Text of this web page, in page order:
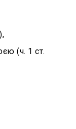
(ч. 1 ст.